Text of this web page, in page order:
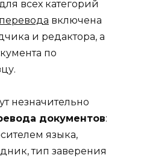
всех категорий
включена
и редактора, а
по
незначительно
документов:
языка,
тип заверения